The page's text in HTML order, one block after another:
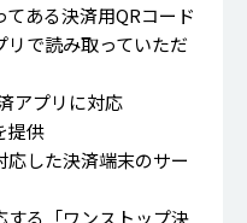
ある決済用QRコード
で読み取っていただ
アプリに対応
提供
した決済端末のサー
する「ワンストップ決